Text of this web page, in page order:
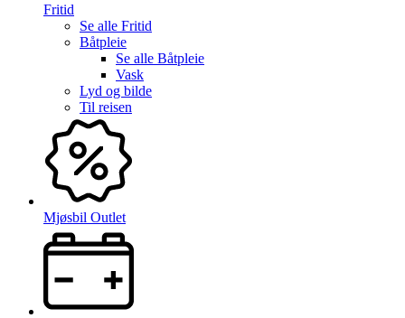
Fritid
Se alle Fritid
Båtpleie
Se alle Båtpleie
Vask
Lyd og bilde
Til reisen
Mjøsbil Outlet